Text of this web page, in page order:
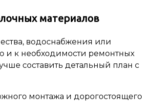
материалов
водоснабжения или
и к необходимости ремонтных
составить детальный план с
монтажа и дорогостоящего